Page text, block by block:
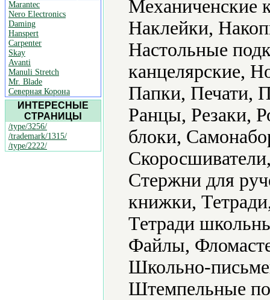
Marantec
Nero Electronics
Daming
Hanspert
Carpenter
Skay
Avanti
Manuli Stretch
Mr. Blade
Северная Корона
ИНТЕРЕСНЫЕ
СТРАНИЦЫ
/type/3256/
/trademark/1315/
/type/2222/
Механиченские
Наклейки,
Настольные
канцелярские,
Папки, Печати,
Ранцы, Резаки,
блоки,
Стержни для
книжки,
Тетради
Файлы,
Школьно-
Штемпельные